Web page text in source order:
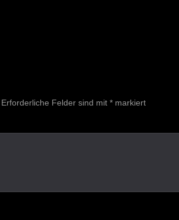
Erforderliche Felder sind mit * markiert